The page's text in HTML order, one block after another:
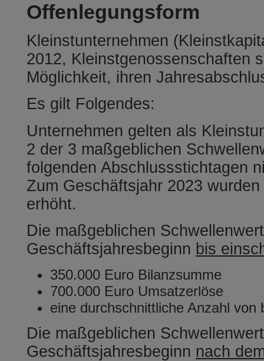
Offenlegungsform
Kleinstunternehmen
2012, Kleinstgenossenschaften
Möglichkeit, ihren
Es gilt Folgendes:
Unternehmen gelten als
2 der 3 maßgeblichen
folgenden Abschlussstichtagen
Zum Geschäftsjahr 2023
erhöht.
Die maßgeblichen
Geschäftsjahresbeginn bis
350.000 Euro Bilanzsumme
700.000 Euro Umsatzerlöse
eine durchschnittliche Anzahl von
Die maßgeblichen
Geschäftsjahresbeginn nach